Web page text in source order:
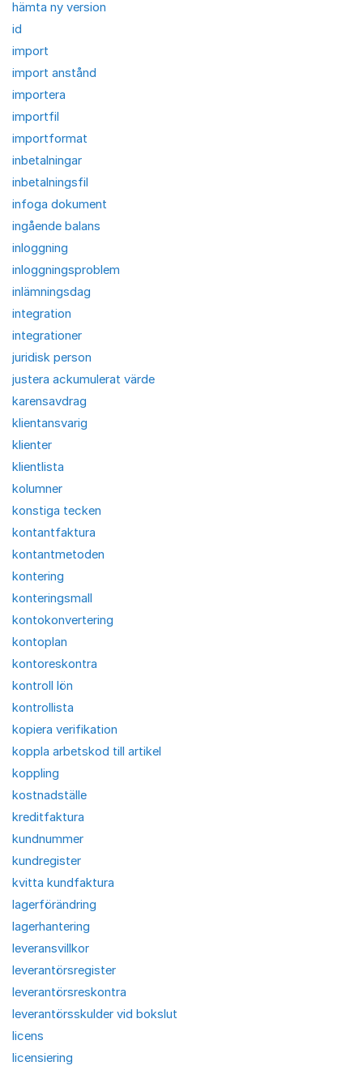
hämta ny version
id
import
import anstånd
importera
importfil
importformat
inbetalningar
inbetalningsfil
infoga dokument
ingående balans
inloggning
inloggningsproblem
inlämningsdag
integration
integrationer
juridisk person
justera ackumulerat värde
karensavdrag
klientansvarig
klienter
klientlista
kolumner
konstiga tecken
kontantfaktura
kontantmetoden
kontering
konteringsmall
kontokonvertering
kontoplan
kontoreskontra
kontroll lön
kontrollista
kopiera verifikation
koppla arbetskod till artikel
koppling
kostnadställe
kreditfaktura
kundnummer
kundregister
kvitta kundfaktura
lagerförändring
lagerhantering
leveransvillkor
leverantörsregister
leverantörsreskontra
leverantörsskulder vid bokslut
licens
licensiering